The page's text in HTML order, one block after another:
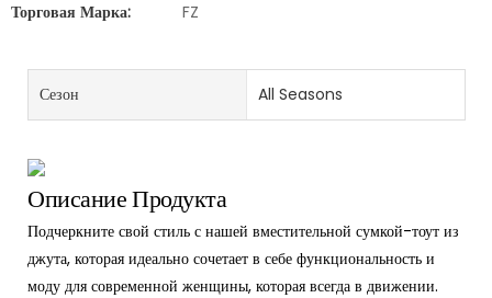
Торговая Марка:
FZ
Сезон All Seasons
Описание Продукта
Подчеркните свой стиль с нашей вместительной сумкой-тоут из
джута, которая идеально сочетает в себе функциональность и
моду для современной женщины, которая всегда в движении.